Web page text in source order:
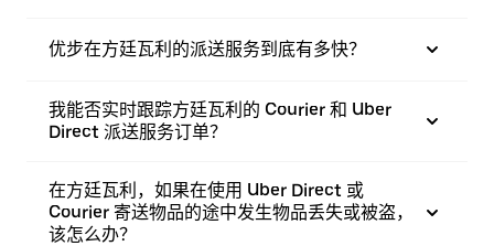
优步在方廷瓦利的派送服务到底有多快？
我能否实时跟踪方廷瓦利的 Courier 和 Uber
Direct 派送服务订单？
在方廷瓦利，如果在使用 Uber Direct 或
Courier 寄送物品的途中发生物品丢失或被盗，
该怎么办？